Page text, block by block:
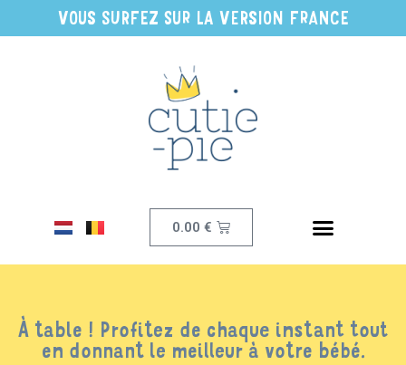
VOUS SURFEZ SUR LA VERSION FRANCE
0.00€
À table ! Profitez de chaque instant tout
en donnant le meilleur à votre bébé.